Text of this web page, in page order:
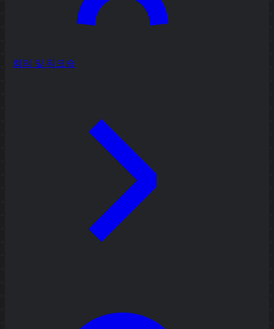
회의 및 워크숍